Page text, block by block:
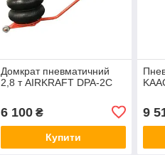
Домкрат пневматичний
2,8 т AIRKRAFT DPA-2C
6 100₴
Купити
9